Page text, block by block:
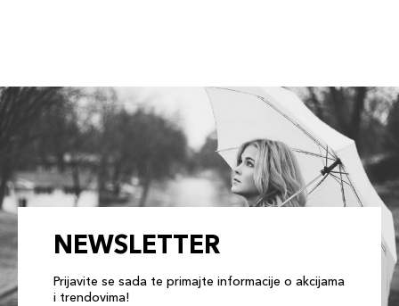
NEWSLETTER
Prijavite se sada te primajte informacije o akcijama
i trendovima!